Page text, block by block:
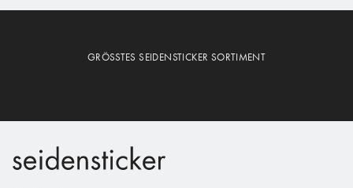
GRÖSSTES SEIDENSTICKER SORTIMENT